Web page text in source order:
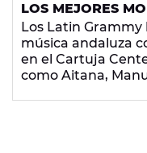
LOS MEJORES
DE LOS LATIN
AITANA CON
MANUEL
Los Latin
música andaluza
en el Cartuja
como Aitana,